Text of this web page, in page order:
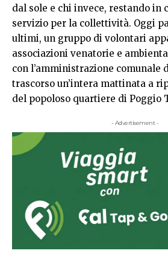
dal sole e chi invece, restando in
servizio per la collettività. Oggi
ultimi, un gruppo di volontari
associazioni venatorie e
con l’amministrazione comunale
trascorso un’intera mattinata a
del popoloso quartiere di Poggio
- Advertisement -